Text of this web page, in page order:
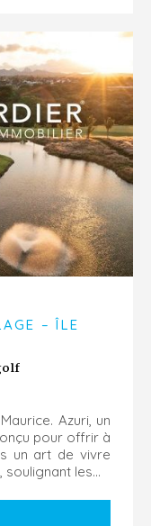
– ÎLE
Azuri, un
pour offrir à
un art de vivre
les...